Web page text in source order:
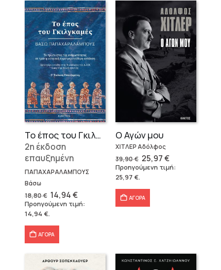
Το έπος του Γκιλγκαμές
2η έκδοση
επαυξημένη
ΠΑΠΑΧΑΡΑΛΑΜΠΟΥΣ
Βάσω
18,80€ Original
price
was:
18,80 €.
14,94€Η
τρέχουσα
τιμή
Προηγούμενη τιμή:
14,94 €.
ΑΓΟΡΑ
Ο Αγών μου
ΧΙΤΛΕΡ Αδόλφος
39,90€ Original
price
was:
25,97€Η
τρέχουσα
τιμή
Προηγούμενη τιμή:
25,97 €.
ΑΓΟΡΑ